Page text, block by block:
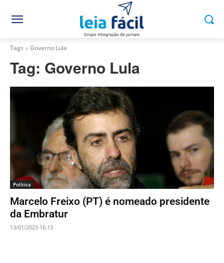
Tags Governo Lula
Tag: Governo Lula
Política
Marcelo Freixo (PT) é nomeado presidente
da Embratur
13/01/2023 16:13